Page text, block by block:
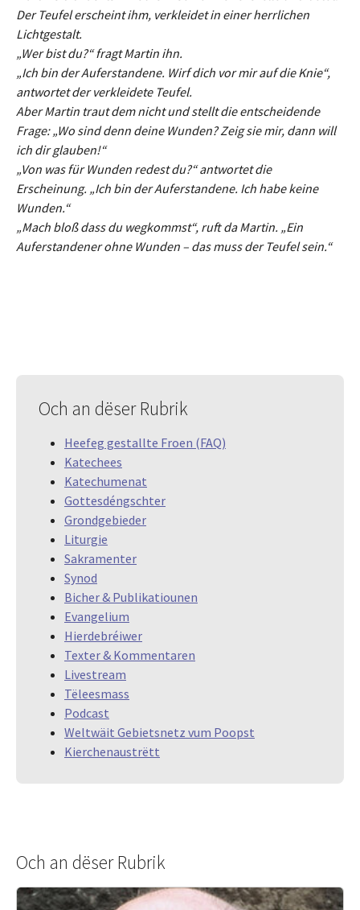
Der Teufel erscheint ihm, verkleidet in einer herrlichen
Lichtgestalt.
„Wer bist du?“ fragt Martin ihn.
„Ich bin der Auferstandene. Wirf dich vor mir auf die Knie“,
antwortet der verkleidete Teufel.
Aber Martin traut dem nicht und stellt die entscheidende
Frage: „Wo sind denn deine Wunden? Zeig sie mir, dann will
ich dir glauben!“
„Von was für Wunden redest du?“ antwortet die
Erscheinung. „Ich bin der Auferstandene. Ich habe keine
Wunden.“
„Mach bloß dass du wegkommst“, ruft da Martin. „Ein
Auferstandener ohne Wunden – das muss der Teufel sein.“
Och an dëser Rubrik
Heefeg gestallte Froen (FAQ)
Katechees
Katechumenat
Gottesdéngschter
Grondgebieder
Liturgie
Sakramenter
Synod
Bicher & Publikatiounen
Evangelium
Hierdebréiwer
Texter & Kommentaren
Livestream
Tëleesmass
Podcast
Weltwäit Gebietsnetz vum Poopst
Kierchenaustrëtt
Och an dëser Rubrik